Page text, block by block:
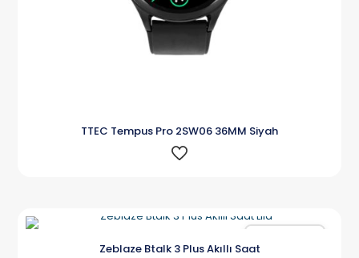
TTEC Tempus Pro 2SW06 36MM Siyah
Zeblaze Btalk 3 Plus Akıllı Saat